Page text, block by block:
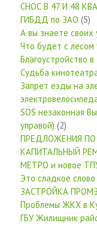
СНОС В 47 И 48
ГИБДД по ЗАО (5)
А вы знаете своих
Что будет с
Благоустройство
Судьба
Запрет езды на
SOS незаконная
управой) (2)
ПРЕДЛОЖЕНИЯ ПО
КАПИТАЛЬНЫЙ
МЕТРО и новое
Это сладкое
ЗАСТРОЙКА
Проблемы ЖКХ в
ГБУ Жилищник